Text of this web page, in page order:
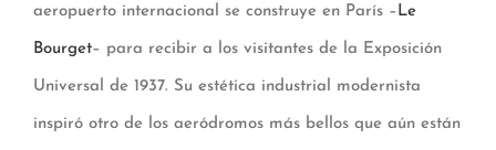
aeropuerto internacional se construye en París – Le
Bourget– para recibir a los visitantes de la Exposición
Universal de 1937. Su estética industrial modernista
inspiró otro de los aeródromos más bellos que aún están